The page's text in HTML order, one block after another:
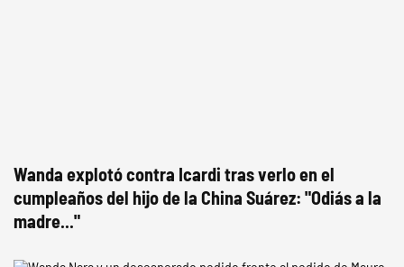
Wanda explotó contra Icardi tras verlo en el
cumpleaños del hijo de la China Suárez: "Odiás a la
madre..."